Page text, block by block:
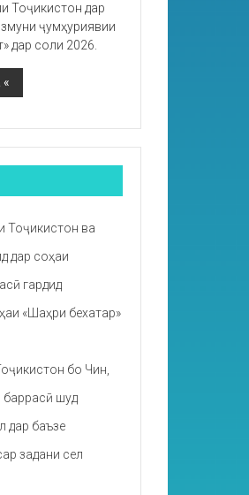
Тоҷикистон дар
ҷумҳуриявии
дар соли 2026.
Тоҷикистон ва
дар соҳаи
гардид
«Шаҳри бехатар»
бо Чин,
баррасӣ шуд
дар баъзе
задани сел